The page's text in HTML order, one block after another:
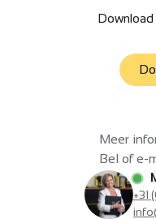
Meer
Bel of e-
+31